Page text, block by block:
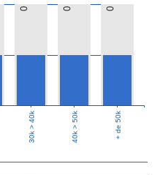
0 0 0
30k > 40k 40k > 50k + de 50k